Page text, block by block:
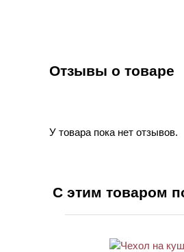
Отзывы о товаре
У товара пока нет отзывов.
С этим товаром